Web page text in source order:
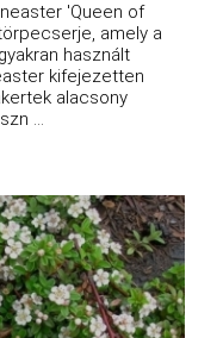
'Queen of
amely a
használt
kifejezetten
alacsony
...